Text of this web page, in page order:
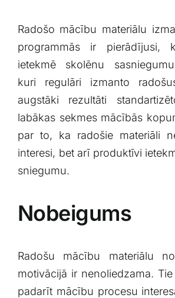
Radošo mācību ‍materiālu
programmās ⁤ir⁣ pierādījusi,
ietekmē skolēnu
kuri regulāri izmanto​
augstāki rezultāti
labākas sekmes mācībās
par to, ka⁣ radošie materiāli
interesi, bet ⁤arī produktīvi
⁤sniegumu.
Nobeigums
Radošu mācību⁣ materiālu
motivācijā ir nenoliedzama.
‍padarīt mācību procesu